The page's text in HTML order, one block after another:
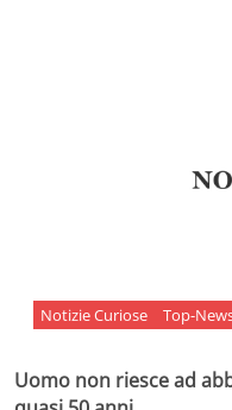
Notizie Curiose Top-
Uomo non riesce ad